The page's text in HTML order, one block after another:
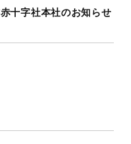
十字社本社のお知らせ